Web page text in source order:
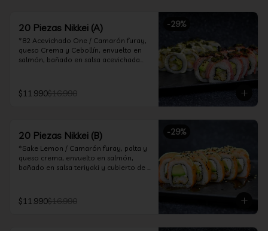
acevichado
-29%
20 Piezas Nikkei (A)
*82 Acevichado One / Camarón furay,
queso Crema y Cebollín, envuelto en
salmón, bañado en salsa acevichada
y cebollin, frito en panko cubierto de
ceviche hot.
$11.990$16.990
-29%
20 Piezas Nikkei (B)
*Sake Lemon / Camarón furay, palta y
queso crema, envuelto en salmón,
bañado en salsa teriyaki y cubierto de
*Shrimp Fire Rolls /Palta y camarón
furay, envuelto en queso crema
$11.990$16.990